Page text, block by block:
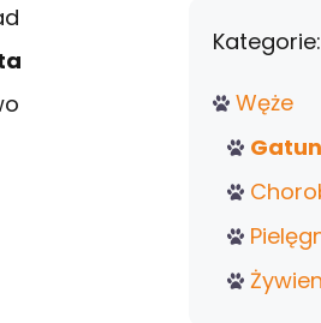
Kategorie:
Węże